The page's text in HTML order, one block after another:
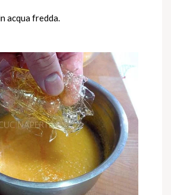
acqua fredda.